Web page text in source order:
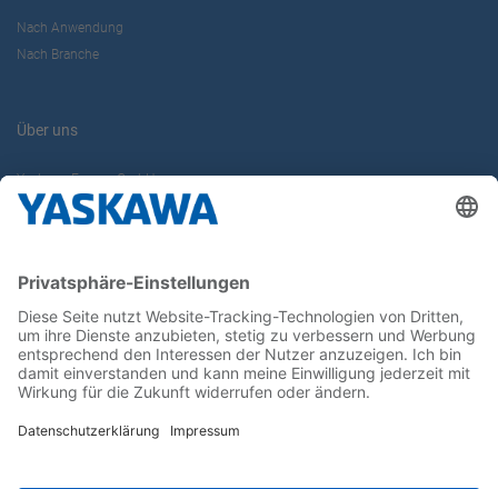
Nach Anwendung
Nach Branche
Über uns
Yaskawa Europe GmbH
Karriere
Newsletter
Follow us on...